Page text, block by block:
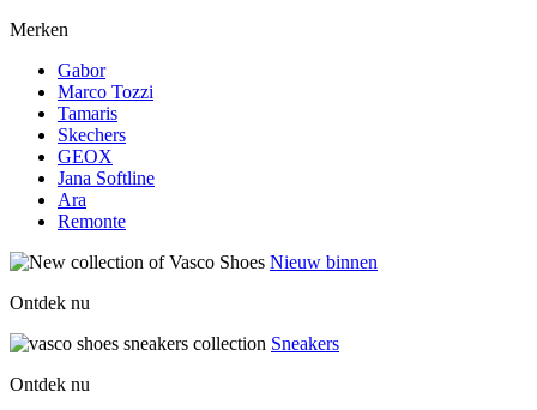
Merken
Gabor
Marco Tozzi
Tamaris
Skechers
GEOX
Jana Softline
Ara
Remonte
Nieuw binnen
Ontdek nu
Sneakers
Ontdek nu